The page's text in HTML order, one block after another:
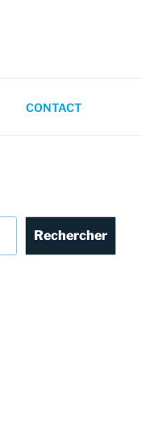
CONTACT
Rechercher